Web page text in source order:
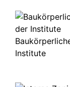
Institute